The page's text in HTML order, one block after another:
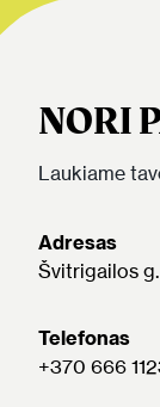
NORI
Laukiame
Adresas
Švitrigailos
Telefonas
+370 666